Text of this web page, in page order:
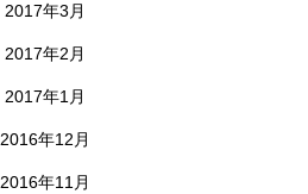
2017年3月
2017年2月
2017年1月
2016年12月
2016年11月